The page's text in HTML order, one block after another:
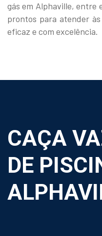
gás em Alphaville, entre
prontos para atender
eficaz e com excelência.
CAÇA
DE